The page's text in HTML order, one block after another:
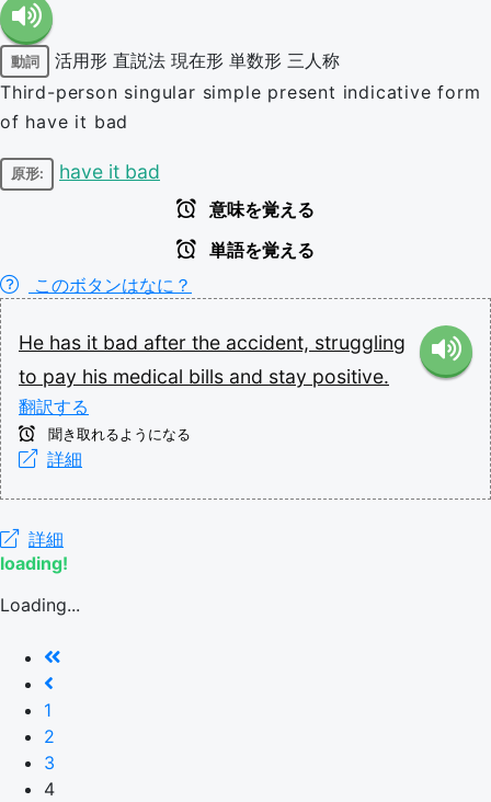
動詞 活用形 直説法 現在形 単数形 三人称
Third-person singular simple present indicative form
of have it bad
原形: have it bad
意味を覚える
単語を覚える
このボタンはなに？
He has it bad after the accident, struggling
to pay his medical bills and stay positive.
翻訳する
聞き取れるようになる
詳細
詳細
loading!
Loading...
1
2
3
4